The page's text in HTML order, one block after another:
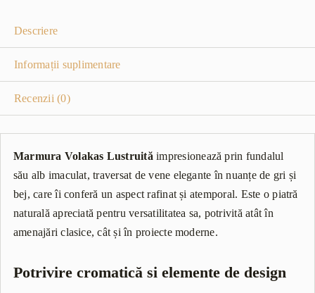
Descriere
Informații suplimentare
Recenzii (0)
Marmura Volakas Lustruită impresionează prin fundalul
său alb imaculat, traversat de vene elegante în nuanțe de gri și
bej, care îi conferă un aspect rafinat și atemporal. Este o piatră
naturală apreciată pentru versatilitatea sa, potrivită atât în
amenajări clasice, cât și în proiecte moderne.
Potrivire cromatică si elemente de design